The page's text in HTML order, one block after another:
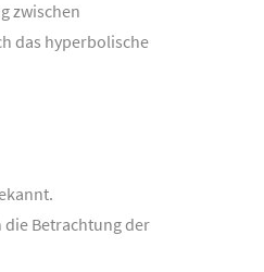
zwischen
das hyperbolische
die Betrachtung der